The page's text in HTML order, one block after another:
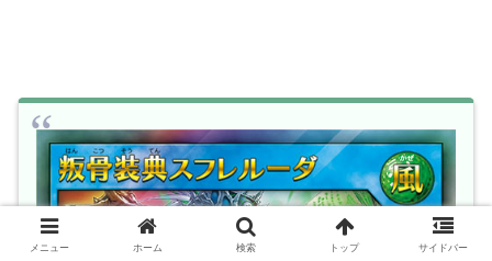
メニュー ホーム 検索 トップ サイドバー